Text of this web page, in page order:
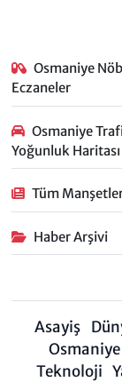
Osmaniye
Eczaneler
Osmaniye
Yoğunluk Haritası
Tüm
Haber Arşivi
Asayiş
Osmaniye
Teknoloji